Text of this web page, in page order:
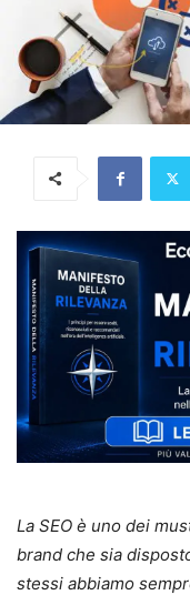
La SEO è uno dei
brand che sia
stessi abbiamo